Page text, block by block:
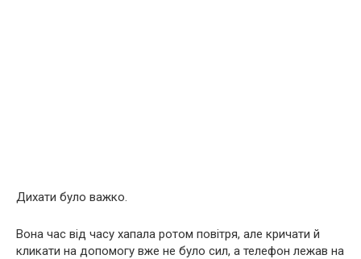
Дихати було важко.
Вона час від часу хапала ротом повітря, але кричати й
кликати на допомогу вже не було сил, а телефон лежав на